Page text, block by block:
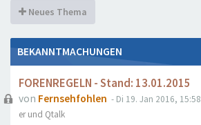
Neues Thema
BEKANNTMACHUNGEN
FORENREGELN - Stand: 13.01.2015
von Fernsehfohlen - Di 19. Jan 2016, 15:58
er und Qtalk